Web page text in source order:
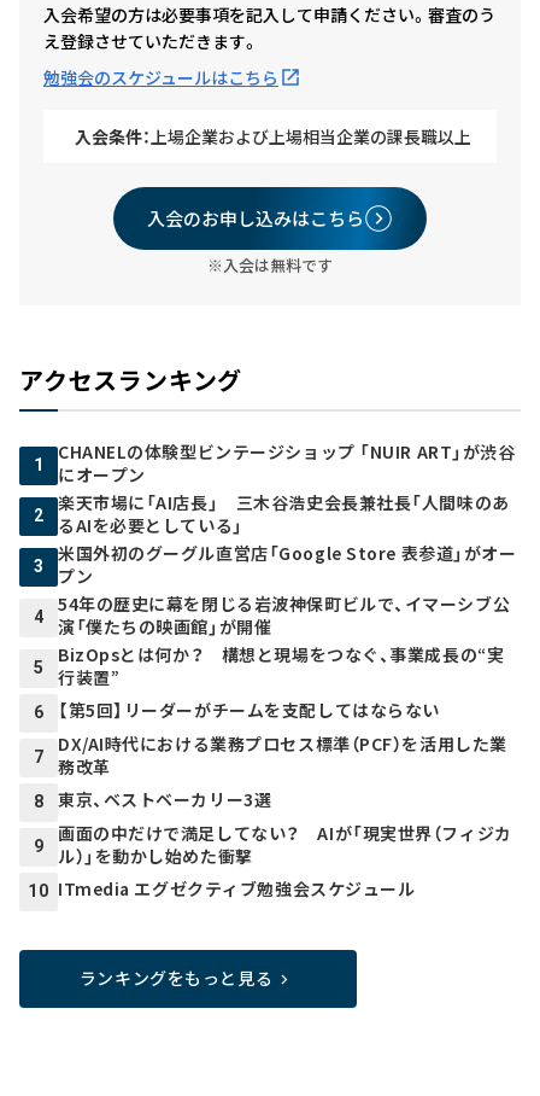
入会希望の方は必要事項を記入して申請ください。審査のう
え登録させていただきます。
勉強会のスケジュールはこちら
入会条件： 上場企業および上場相当企業の課長職以上
入会のお申し込みはこちら
※入会は無料です
アクセスランキング
1
CHANELの体験型ビンテージショップ 「NUIR ART」が渋谷
にオープン
2
楽天市場に「AI店長」 三木谷浩史会長兼社長「人間味のあ
るAIを必要としている」
3
米国外初のグーグル直営店「Google Store 表参道」がオー
プン
4
54年の歴史に幕を閉じる岩波神保町ビルで、イマーシブ公
演「僕たちの映画館」が開催
5
BizOpsとは何か？ 構想と現場をつなぐ、事業成長の“実
行装置”
6 【第5回】リーダーがチームを支配してはならない
7
DX/AI時代における業務プロセス標準（PCF）を活用した業
務改革
8 東京、ベストベーカリー3選
9
画面の中だけで満足してない？ AIが「現実世界（フィジカ
ル）」を動かし始めた衝撃
10 ITmedia エグゼクティブ勉強会スケジュール
ランキングをもっと見る